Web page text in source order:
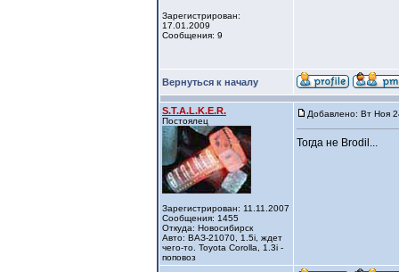
Зарегистрирован:
17.01.2009
Сообщения: 9
Вернуться к началу
S.T.A.L.K.E.R.
Постоялец
Зарегистрирован: 11.11.2007
Сообщения: 1455
Откуда: Новосибирск
Авто: ВАЗ-21070, 1.5i, ждет
чего-то. Toyota Corolla, 1.3i -
поповоз
Добавлено: Вт Ноя
Тогда не Brodil...